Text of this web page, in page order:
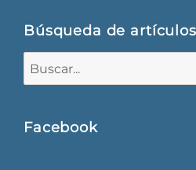
Búsqueda de artículos
Facebook